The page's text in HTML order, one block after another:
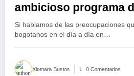
ambicioso programa
Si hablamos de las preocupaciones
bogotanos en el día a día en…
Xiomara Bustos 0 Comentarios